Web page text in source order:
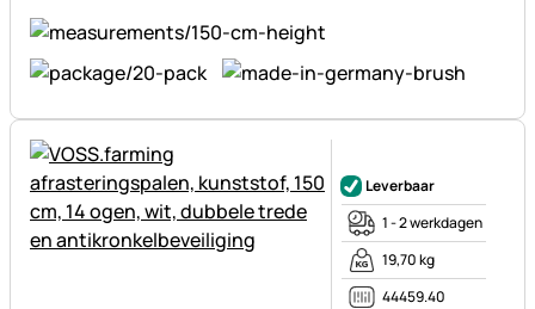
Leverbaar
1 - 2 werkdagen
19,70 kg
44459.40